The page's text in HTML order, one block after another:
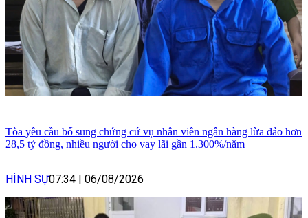
Tòa yêu cầu bổ sung chứng cứ vụ nhân viên ngân hàng lừa đảo hơn
28,5 tỷ đồng, nhiều người cho vay lãi gần 1.300%/năm
HÌNH SỰ07:34 06/08/2026